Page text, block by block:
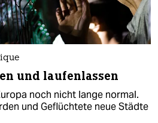
und laufenlassen
noch nicht lange normal.
und Geflüchtete neue Städte